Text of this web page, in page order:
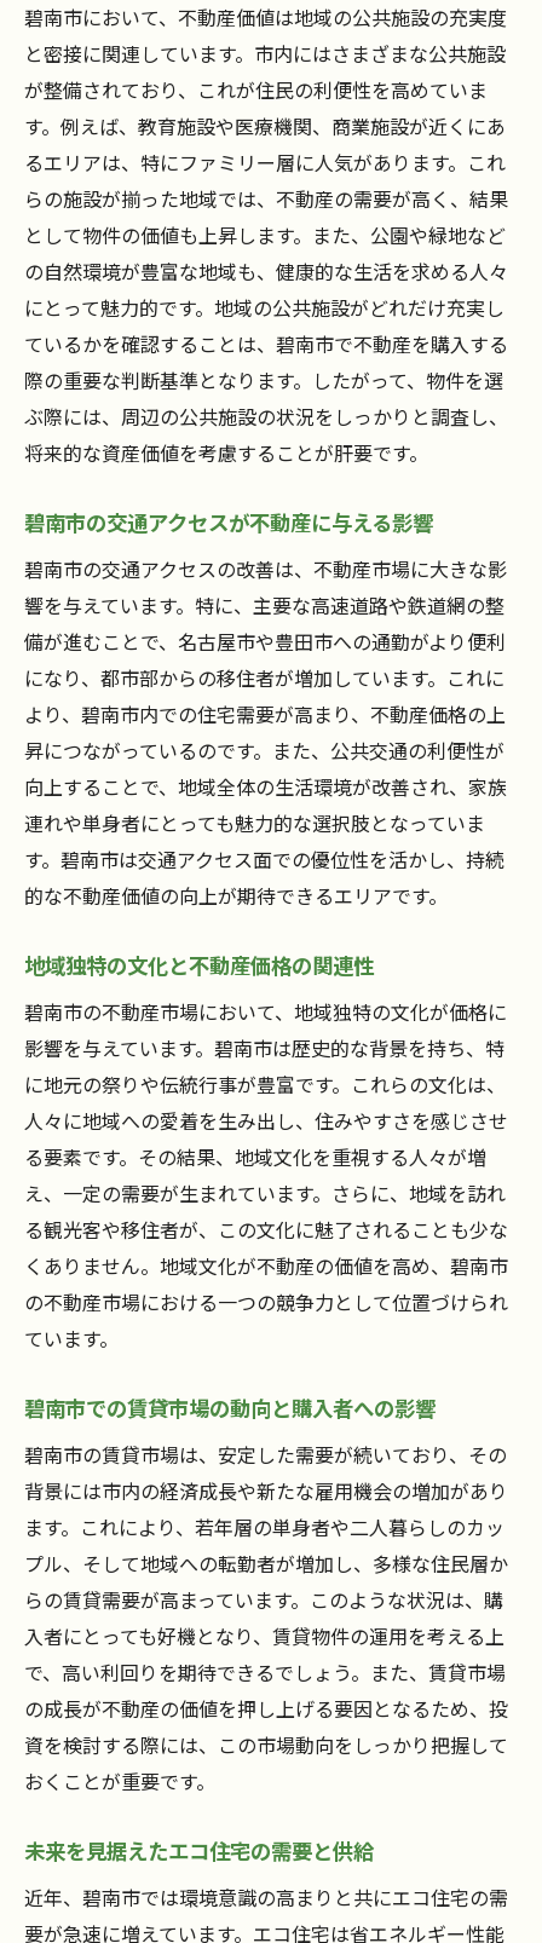
碧南市において、不動産価値は地域の公共施設の充実度
と密接に関連しています。市内にはさまざまな公共施設
が整備されており、これが住民の利便性を高めていま
す。例えば、教育施設や医療機関、商業施設が近くにあ
るエリアは、特にファミリー層に人気があります。これ
らの施設が揃った地域では、不動産の需要が高く、結果
として物件の価値も上昇します。また、公園や緑地など
の自然環境が豊富な地域も、健康的な生活を求める人々
にとって魅力的です。地域の公共施設がどれだけ充実し
ているかを確認することは、碧南市で不動産を購入する
際の重要な判断基準となります。したがって、物件を選
ぶ際には、周辺の公共施設の状況をしっかりと調査し、
将来的な資産価値を考慮することが肝要です。
碧南市の交通アクセスが不動産に与える影響
碧南市の交通アクセスの改善は、不動産市場に大きな影
響を与えています。特に、主要な高速道路や鉄道網の整
備が進むことで、名古屋市や豊田市への通勤がより便利
になり、都市部からの移住者が増加しています。これに
より、碧南市内での住宅需要が高まり、不動産価格の上
昇につながっているのです。また、公共交通の利便性が
向上することで、地域全体の生活環境が改善され、家族
連れや単身者にとっても魅力的な選択肢となっていま
す。碧南市は交通アクセス面での優位性を活かし、持続
的な不動産価値の向上が期待できるエリアです。
地域独特の文化と不動産価格の関連性
碧南市の不動産市場において、地域独特の文化が価格に
影響を与えています。碧南市は歴史的な背景を持ち、特
に地元の祭りや伝統行事が豊富です。これらの文化は、
人々に地域への愛着を生み出し、住みやすさを感じさせ
る要素です。その結果、地域文化を重視する人々が増
え、一定の需要が生まれています。さらに、地域を訪れ
る観光客や移住者が、この文化に魅了されることも少な
くありません。地域文化が不動産の価値を高め、碧南市
の不動産市場における一つの競争力として位置づけられ
ています。
碧南市での賃貸市場の動向と購入者への影響
碧南市の賃貸市場は、安定した需要が続いており、その
背景には市内の経済成長や新たな雇用機会の増加があり
ます。これにより、若年層の単身者や二人暮らしのカッ
プル、そして地域への転勤者が増加し、多様な住民層か
らの賃貸需要が高まっています。このような状況は、購
入者にとっても好機となり、賃貸物件の運用を考える上
で、高い利回りを期待できるでしょう。また、賃貸市場
の成長が不動産の価値を押し上げる要因となるため、投
資を検討する際には、この市場動向をしっかり把握して
おくことが重要です。
未来を見据えたエコ住宅の需要と供給
近年、碧南市では環境意識の高まりと共にエコ住宅の需
要が急速に増えています。エコ住宅は省エネルギー性能